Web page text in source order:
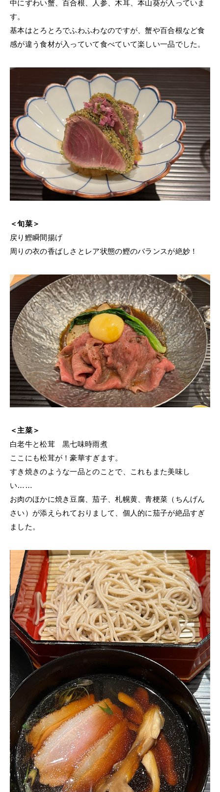
中にずわい蟹、百合根、人参、木耳、本山葵が入っていま
す。
基本はとろとろでふわふわなのですが、蟹や百合根など食
感が違う食材が入っていて食べていて楽しい一品でした。
＜旬菜＞
戻り鰹瞬間揚げ
周りの衣の香ばしさとレア状態の鰹のバランスが絶妙！
＜主菜＞
白老牛と松茸 黒七味時雨煮
ここにも松茸が！豪華すぎます。
すき焼きのような一品とのことで、これもまた美味し
い……
お肉のほかに焼き豆腐、茄子、札幌黄、青梗菜（ちんげん
さい）が添えられておりまして、個人的に茄子が絶品すぎ
ました。